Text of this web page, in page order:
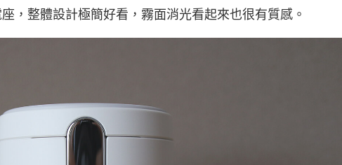
，整體設計極簡好看，霧面消光看起來也很有質感。